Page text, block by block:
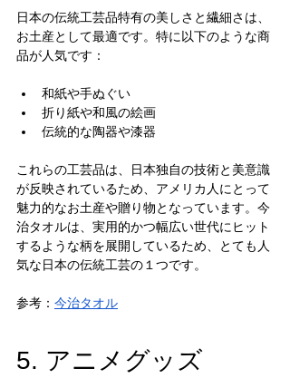
日本の伝統工芸品特有の美しさと繊細さは、
お土産として最適です。特に以下のような商
品が人気です：
和紙や手ぬぐい
折り紙や和風の絵画
伝統的な陶器や漆器
これらの工芸品は、日本独自の技術と美意識
が反映されているため、アメリカ人にとって
魅力的なお土産や贈り物となっています。今
治タオルは、実用的かつ幅広い世代にヒット
するような柄を展開しているため、とても人
気な日本の伝統工芸の１つです。
参考： 今治タオル
5. アニメグッズ